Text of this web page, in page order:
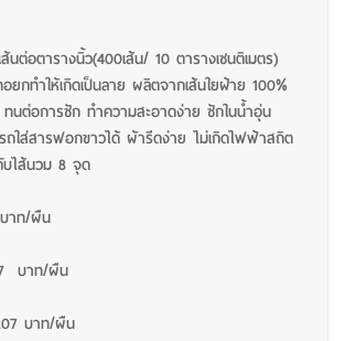
ต่อตารางนิ้ว(400เส้น/ 10 ตารางเซนติเมตร)
ยกทำให้เกิดเป็นลาย ผลิตจากเส้นใยฝ้าย 100%
นต่อการซัก ทำความสะอาดง่าย ซักในน้ำอุ่น
ถใส่สารฟอกขาวได้ ผ้ารีดง่าย ไม่เกิดไฟฟ้าสถิต
ไส้นวม 8 จุด
าท/ผืน
บาท/ผืน
บาท/ผืน